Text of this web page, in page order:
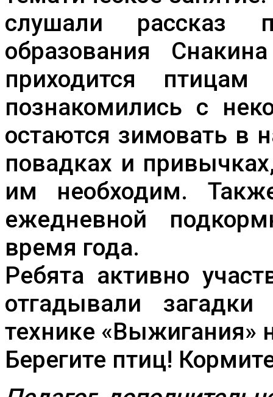
слушали рассказ
образования
приходится
познакомились с
остаются зимовать в
повадках и
им необходим.
ежедневной
время года.
Ребята активно
отгадывали
технике «Выжигания»
Берегите птиц!